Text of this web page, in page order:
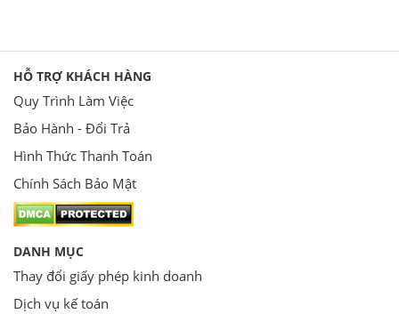
HỖ TRỢ KHÁCH HÀNG
Quy Trình Làm Việc
Bảo Hành - Đổi Trả
Hình Thức Thanh Toán
Chính Sách Bảo Mật
DANH MỤC
Thay đổi giấy phép kinh doanh
Dịch vụ kế toán